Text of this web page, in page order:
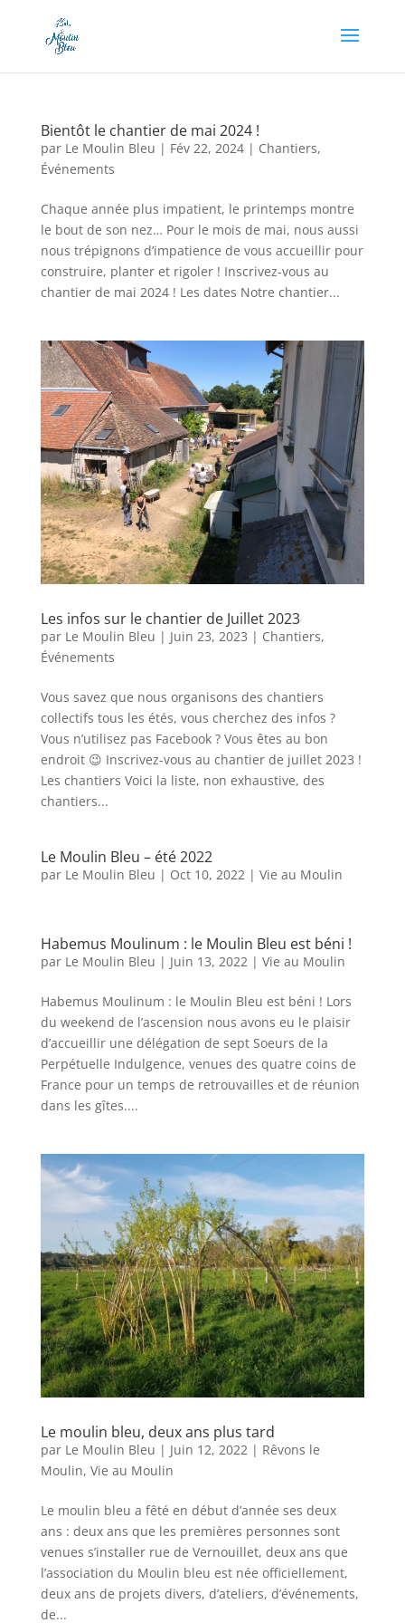
Bientôt le chantier de mai 2024 !
par Le Moulin Bleu | Fév 22, 2024| Chantiers,
Événements
Chaque année plus impatient, le printemps montre
le bout de son nez… Pour le mois de mai, nous aussi
nous trépignons d’impatience de vous accueillir pour
construire, planter et rigoler ! Inscrivez-vous au
chantier de mai 2024 ! Les dates Notre chantier...
Les infos sur le chantier de Juillet 2023
par Le Moulin Bleu | Juin 23, 2023 | Chantiers,
Événements
Vous savez que nous organisons des chantiers
collectifs tous les étés, vous cherchez des infos ?
Vous n’utilisez pas Facebook ? Vous êtes au bon
endroit 😉 Inscrivez-vous au chantier de juillet 2023 !
Les chantiers Voici la liste, non exhaustive, des
chantiers...
Le Moulin Bleu – été 2022
par Le Moulin Bleu | Oct 10, 2022 | Vie au Moulin
Habemus Moulinum : le Moulin Bleu est béni !
par Le Moulin Bleu | Juin 13, 2022 | Vie au Moulin
Habemus Moulinum : le Moulin Bleu est béni ! Lors
du weekend de l’ascension nous avons eu le plaisir
d’accueillir une délégation de sept Soeurs de la
Perpétuelle Indulgence, venues des quatre coins de
France pour un temps de retrouvailles et de réunion
dans les gîtes....
Le moulin bleu, deux ans plus tard
par Le Moulin Bleu | Juin 12, 2022 | Rêvons le
Moulin, Vie au Moulin
Le moulin bleu a fêté en début d’année ses deux
ans : deux ans que les premières personnes sont
venues s’installer rue de Vernouillet, deux ans que
l’association du Moulin bleu est née officiellement,
deux ans de projets divers, d’ateliers, d’événements,
de...
Appel à dons en cours, soutenez-nous en cliquant